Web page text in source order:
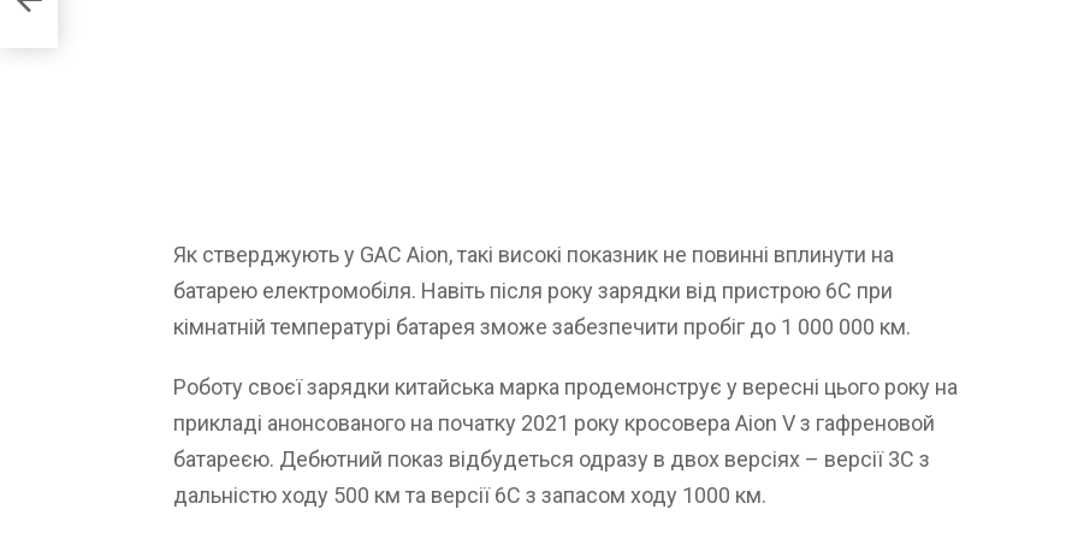
Як стверджують у GAC Aion, такі високі показник не повинні вплинути на
батарею електромобіля. Навіть після року зарядки від пристрою 6С при
кімнатній температурі батарея зможе забезпечити пробіг до 1 000 000 км.
Роботу своєї зарядки китайська марка продемонструє у вересні цього року на
прикладі анонсованого на початку 2021 року кросовера Aion V з гафреновой
батареєю. Дебютний показ відбудеться одразу в двох версіях – версії 3С з
дальністю ходу 500 км та версії 6С з запасом ходу 1000 км.